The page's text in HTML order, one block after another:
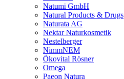
Natumi GmbH
Natural Products & Drugs
Naturata AG
Nektar Naturkosmetik
Nestelberger
NimmNEM
Ökovital Rösner
Omega
Paeon Natura